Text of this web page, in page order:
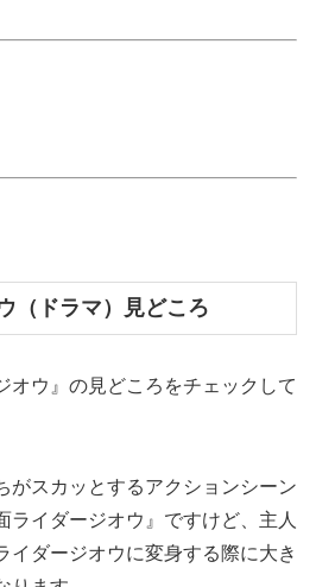
（ドラマ）見どころ
オウ』の見どころをチェックして
がスカッとするアクションシーン
ライダージオウ』ですけど、主人
イダージオウに変身する際に大き